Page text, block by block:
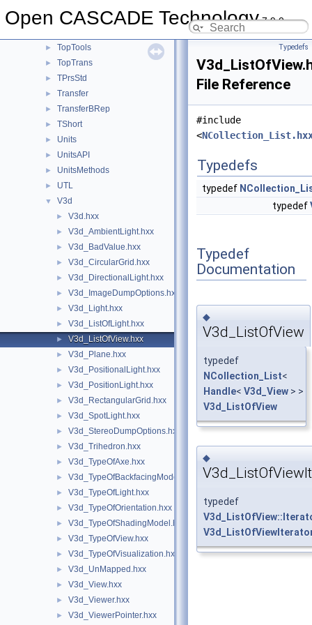
Open CASCADE Technology7.9.0
► TopOpeBRepDS
► TopTools
► TopTrans
► TPrsStd
► Transfer
► TransferBRep
► TShort
► Units
► UnitsAPI
► UnitsMethods
► UTL
▼ V3d
► V3d.hxx
► V3d_AmbientLight.hxx
► V3d_BadValue.hxx
► V3d_CircularGrid.hxx
► V3d_DirectionalLight.hxx
► V3d_ImageDumpOptions.hxx
► V3d_Light.hxx
► V3d_ListOfLight.hxx
► V3d_ListOfView.hxx
► V3d_Plane.hxx
► V3d_PositionalLight.hxx
► V3d_PositionLight.hxx
► V3d_RectangularGrid.hxx
► V3d_SpotLight.hxx
► V3d_StereoDumpOptions.hxx
► V3d_Trihedron.hxx
► V3d_TypeOfAxe.hxx
► V3d_TypeOfBackfacingModel.hxx
► V3d_TypeOfLight.hxx
► V3d_TypeOfOrientation.hxx
► V3d_TypeOfShadingModel.hxx
► V3d_TypeOfView.hxx
► V3d_TypeOfVisualization.hxx
► V3d_UnMapped.hxx
► V3d_View.hxx
► V3d_Viewer.hxx
► V3d_ViewerPointer.hxx
Typedefs
File Reference
#include
<
Typedefs
typedef
typedef
Typedef
Documentation
◆
V3d_ListOfView
typedef
NCollection_List<
Handle< V3d_View > >
V3d_ListOfView
◆
typedef